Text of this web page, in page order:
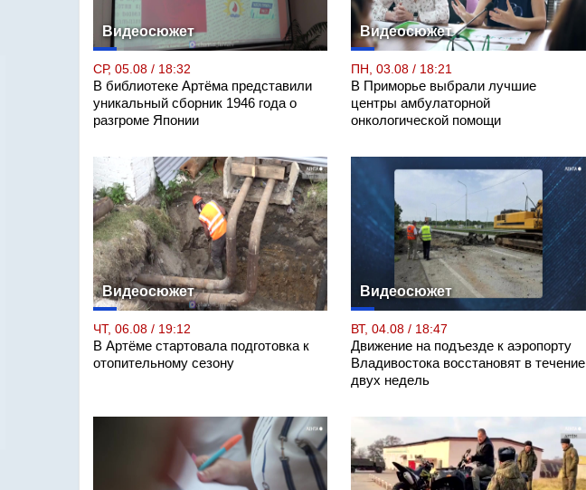
Видеосюжет
СР, 05.08 / 18:32
В библиотеке Артёма представили
уникальный сборник 1946 года о
разгроме Японии
Видеосюжет
ПН, 03.08 / 18:21
В Приморье выбрали лучшие
центры амбулаторной
онкологической помощи
Видеосюжет
ЧТ, 06.08 / 19:12
В Артёме стартовала подготовка к
отопительному сезону
Видеосюжет
ВТ, 04.08 / 18:47
Движение на подъезде к аэропорту
Владивостока восстановят в течение
двух недель